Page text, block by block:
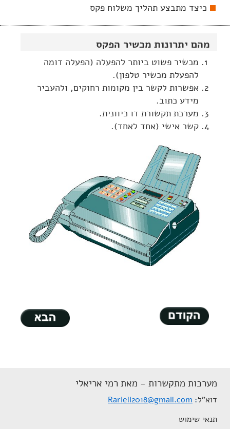
מהם יתרונות מכשיר הפקס
מכשיר פשוט ביותר להפעלה (הפעלה דומה
להפעלת מכשיר טלפון).
אפשרות לקשר בין מקומות רחוקים, ולהעביר
מידע כתוב.
מערכת תקשורת דו כיוונית.
קשר אישי (אחד לאחד).
כיצד מתבצע תהליך משלוח פקס
מערכות מתקשרות - מאת רמי אריאלי
דוא"ל Rarieli2018@gmail.com
תנאי שימוש